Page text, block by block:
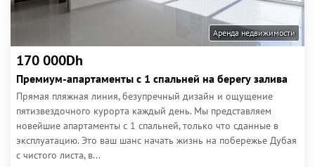
Аренда недвижимости
170 000Dh
Премиум-апартаменты с 1 спальней на берегу залива
Прямая пляжная линия, безупречный дизайн и ощущение
пятизвездочного курорта каждый день. Мы представляем
новейшие апартаменты с 1 спальней, только что сданные в
эксплуатацию. Это ваш шанс начать жизнь на побережье Дубая
с чистого листа, в...